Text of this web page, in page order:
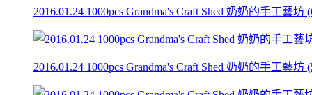
2016.01.24 1000pcs Grandma's Craft Shed 奶奶的手工藝坊
2016.01.24 1000pcs Grandma's Craft Shed 奶奶的手工藝坊